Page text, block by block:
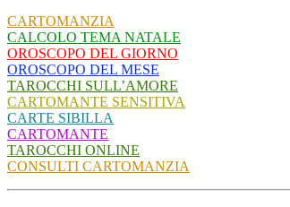
CARTOMANZIA
CALCOLO TEMA NATALE
OROSCOPO DEL GIORNO
OROSCOPO DEL MESE
TAROCCHI SULL’AMORE
CARTOMANTE SENSITIVA
CARTE SIBILLA
CARTOMANTE
TAROCCHI ONLINE
CONSULTI CARTOMANZIA